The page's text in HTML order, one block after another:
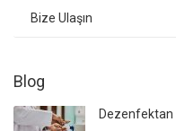
Bize Ulaşın
Blog
Dezenfektan